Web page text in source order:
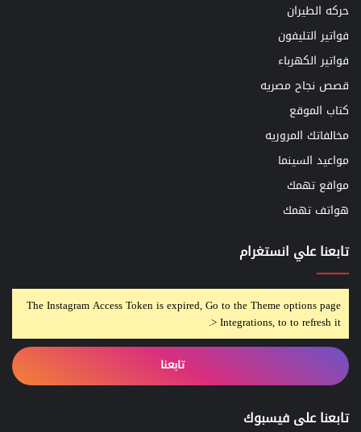
حركه الطيران
فواتير التليفون
فواتير الكهرباء
قصص نجاح مصريه
كتاب الموقع
مخالفاتك المروريه
مواعيد السينما
مواقع تهمك
هواتف تهمك
تابعنا علي انستغرام
The Instagram Access Token is expired, Go to the Theme options page
> Integrations, to to refresh it.
تابعنا
تابعنا على فيسبوك